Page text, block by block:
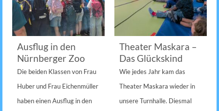
Ausflug in den
Nürnberger Zoo
Die beiden Klassen von Frau
Huber und Frau Eichenmüller
haben einen Ausflug in den
Theater Maskara –
Das Glückskind
Wie jedes Jahr kam das
Theater Maskara wieder in
unsere Turnhalle. Diesmal